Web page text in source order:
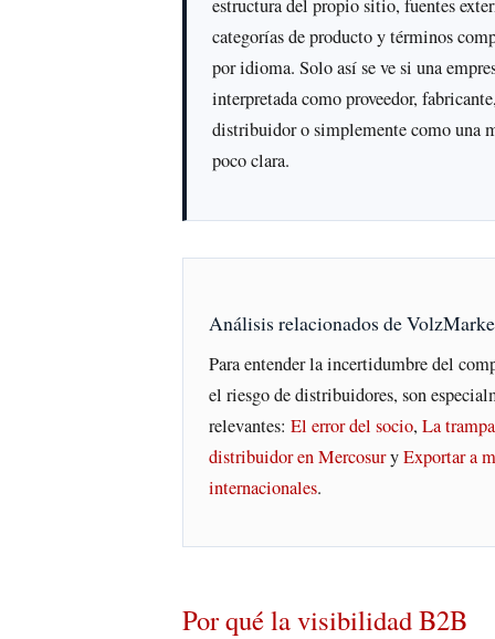
estructura del propio sitio, fuentes
categorías de producto y términos
por idioma. Solo así se ve si una
interpretada como proveedor,
distribuidor o simplemente como una
poco clara.
Análisis relacionados de
Para entender la incertidumbre del
el riesgo de distribuidores, son
relevantes: El error del socio, La
distribuidor en MercosuryExportar a
internacionales.
Por qué la visibilidad B2B